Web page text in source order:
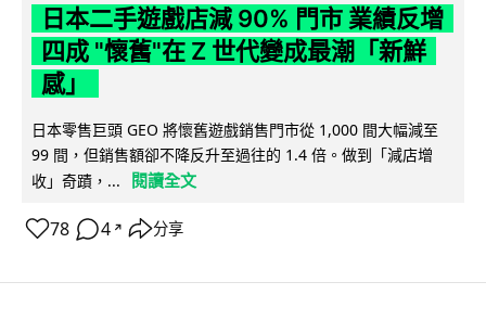
日本二手遊戲店減 90% 門市 業績反增
四成 "懷舊"在 Z 世代變成最潮「新鮮
感」
日本零售巨頭 GEO 將懷舊遊戲銷售門市從 1,000 間大幅減至
99 間，但銷售額卻不降反升至過往的 1.4 倍。做到「減店增
收」奇蹟，...
閱讀全文
78 4 ↗ 分享